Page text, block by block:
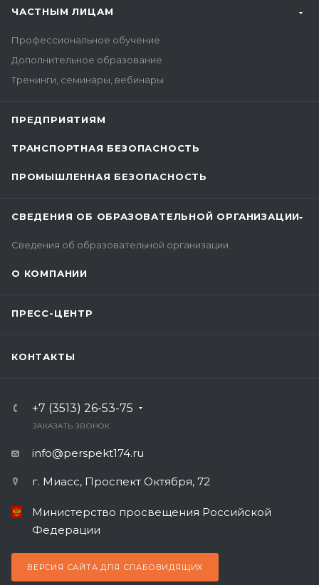
ЧАСТНЫМ ЛИЦАМ
Профессиональное обучение
Дополнительное образование
Тренинги, семинары, вебинары
ПРЕДПРИЯТИЯМ
ТРАНСПОРТНАЯ БЕЗОПАСНОСТЬ
ПРОМЫШЛЕННАЯ БЕЗОПАСНОСТЬ
СВЕДЕНИЯ ОБ ОБРАЗОВАТЕЛЬНОЙ ОРГАНИЗАЦИИ
Сведения об образовательной организации
О КОМПАНИИ
ПРЕСС-ЦЕНТР
КОНТАКТЫ
+7 (3513) 26-53-75
ЗАКАЗАТЬ ЗВОНОК
info@perspekt174.ru
г. Миасс, Проспект Октября, 72
Министерство просвещения Российской
Федерации
ВЕРСИЯ САЙТА ДЛЯ СЛАБОВИДЯЩИХ